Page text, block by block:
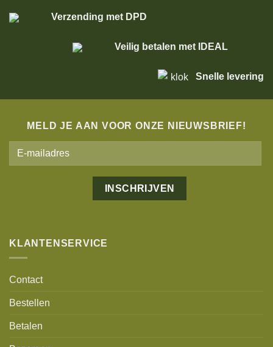
Verzending met DPD
Veilig betalen met IDEAL
Snelle levering
MELD JE AAN VOOR ONZE NIEUWSBRIEF!
KLANTENSERVICE
Contact
Bestellen
Betalen